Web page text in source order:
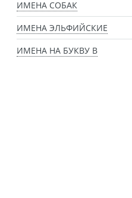
ИМЕНА СОБАК
ИМЕНА ЭЛЬФИЙСКИЕ
ИМЕНА НА БУКВУ В